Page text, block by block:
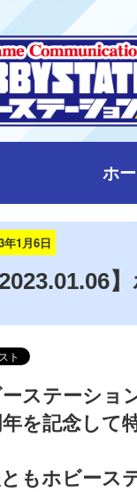
ホ
年1月6日
2023.01.06
ステーショ
を記念して
もホビース